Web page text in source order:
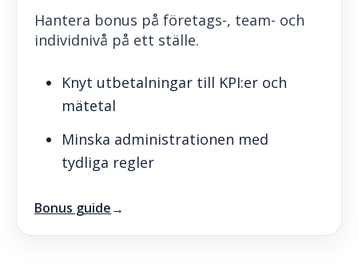
Hantera bonus på företags-, team- och
individnivå på ett ställe.
Knyt utbetalningar till KPI:er och
mätetal
Minska administrationen med
tydliga regler
Bonus guide→